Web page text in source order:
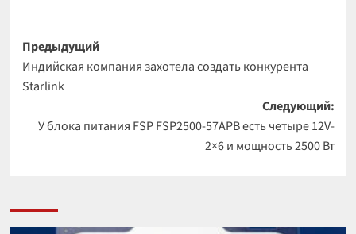
Навигация
записи
Предыдущий
Индийская компания захотела создать конкурента
Starlink
Следующий:
У блока питания FSP FSP2500-57APB есть четыре 12V-
2×6 и мощность 2500 Вт